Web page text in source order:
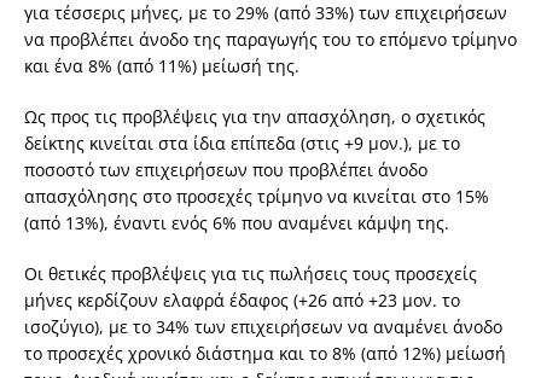
για τέσσερις μήνες, με το 29% (από 33%) των επιχειρήσεων
να προβλέπει άνοδο της παραγωγής του το επόμενο τρίμηνο
και ένα 8% (από 11%) μείωσή της.
Ως προς τις προβλέψεις για την απασχόληση, ο σχετικός
δείκτης κινείται στα ίδια επίπεδα (στις +9 μον.), με το
ποσοστό των επιχειρήσεων που προβλέπει άνοδο
απασχόλησης στο προσεχές τρίμηνο να κινείται στο 15%
(από 13%), έναντι ενός 6% που αναμένει κάμψη της.
Οι θετικές προβλέψεις για τις πωλήσεις τους προσεχείς
μήνες κερδίζουν ελαφρά έδαφος (+26 από +23 μον. το
ισοζύγιο), με το 34% των επιχειρήσεων να αναμένει άνοδο
το προσεχές χρονικό διάστημα και το 8% (από 12%) μείωσή